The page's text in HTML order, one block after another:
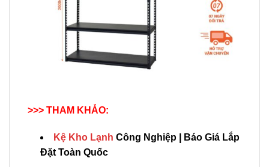
>>> THAM KHẢO:
Kệ Kho Lạnh Công Nghiệp | Báo Giá Lắp
Đặt Toàn Quốc